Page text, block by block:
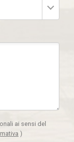
ai sensi del
)